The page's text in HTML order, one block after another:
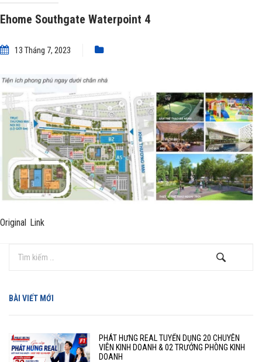
Ehome Southgate Waterpoint 4
13 Tháng 7, 2023
Original Link
BÀI VIẾT MỚI
PHÁT HƯNG REAL TUYỂN DỤNG 20 CHUYÊN
VIÊN KINH DOANH & 02 TRƯỞNG PHÒNG KINH
DOANH